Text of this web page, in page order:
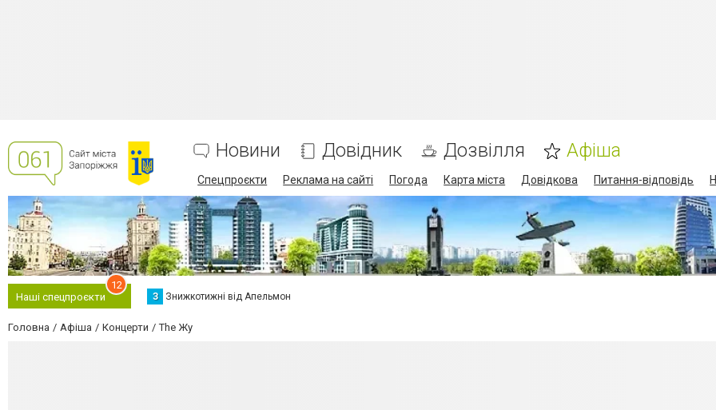
Новини Довідник Дозвілля Афіша
Спецпроєкти Реклама на сайті Погода Карта міста Довідкова Питання-відповідь
Наші спецпроєкти
12
З Знижкотижні від Апельмон
Головна Афіша Концерти The Жу